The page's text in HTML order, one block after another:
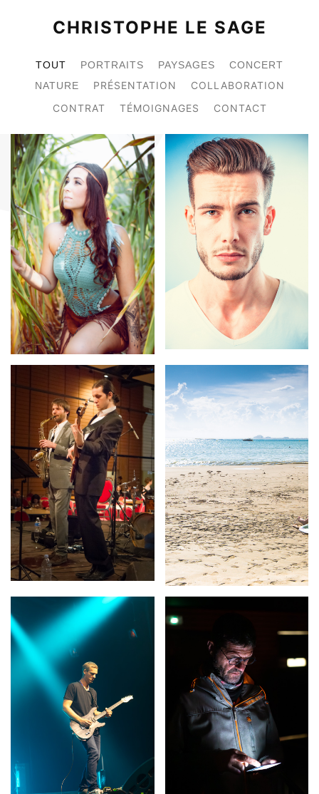
CHRISTOPHE LE SAGE
TOUT PORTRAITS PAYSAGES
CONCERT
NATURE
PRÉSENTATION
COLLABORATION
CONTRAT
TÉMOIGNAGES CONTACT